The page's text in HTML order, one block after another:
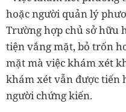
hoặc người quản lý
Trường hợp chủ sở hữu
tiện vắng mặt, bỏ trốn
mặt mà việc khám xét
khám xét vẫn được tiến
người chứng kiến.